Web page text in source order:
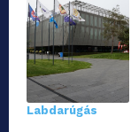
Labdarúgás